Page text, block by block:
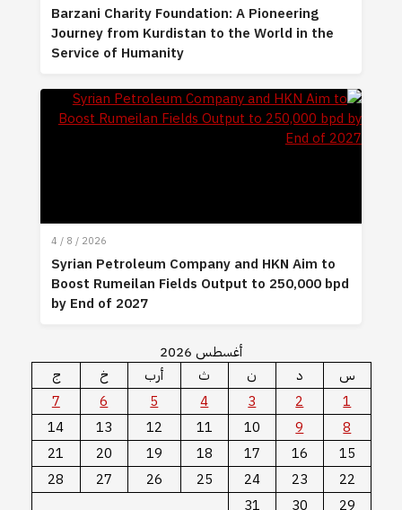
Barzani Charity Foundation: A Pioneering
Journey from Kurdistan to the World in the
Service of Humanity
4 / 8 / 2026
Syrian Petroleum Company and HKN Aim to
Boost Rumeilan Fields Output to 250,000 bpd
by End of 2027
أغسطس 2026
س
د ن ث أرب خ
ج
1
2
3
4
5
6
7
8
9
10
11
12
13
14
15
16
17
18
19
20
21
22
23
24
25
26
27
28
29
30
31